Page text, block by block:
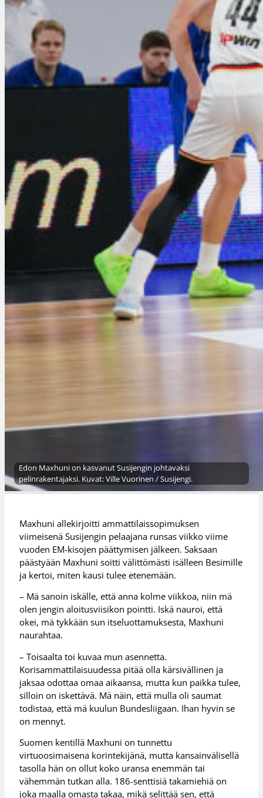
Edon Maxhuni on kasvanut Susijengin johtavaksi
pelinrakentajaksi. Kuvat: Ville Vuorinen / Susijengi.
Maxhuni allekirjoitti ammattilaissopimuksen
viimeisenä Susijengin pelaajana runsas viikko viime
vuoden EM-kisojen päättymisen jälkeen. Saksaan
päästyään Maxhuni soitti välittömästi isälleen Besimille
ja kertoi, miten kausi tulee etenemään.
– Mä sanoin iskälle, että anna kolme viikkoa, niin mä
olen jengin aloitusviisikon pointti. Iskä nauroi, että
okei, mä tykkään sun itseluottamuksesta, Maxhuni
naurahtaa.
– Toisaalta toi kuvaa mun asennetta.
Korisammattilaisuudessa pitää olla kärsivällinen ja
jaksaa odottaa omaa aikaansa, mutta kun paikka tulee,
silloin on iskettävä. Mä näin, että mulla oli saumat
todistaa, että mä kuulun Bundesliigaan. Ihan hyvin se
on mennyt.
Suomen kentillä Maxhuni on tunnettu
virtuoosimaisena korintekijänä, mutta kansainvälisellä
tasolla hän on ollut koko uransa enemmän tai
vähemmän tutkan alla. 186-senttisiä takamiehiä on
joka maalla omasta takaa, mikä selittää sen, että